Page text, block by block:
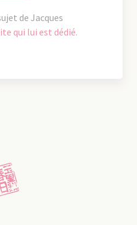
de Jacques
qui lui est dédié.